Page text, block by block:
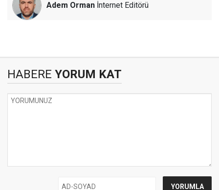
Adem Orman İnternet Editörü
HABERE YORUM KAT